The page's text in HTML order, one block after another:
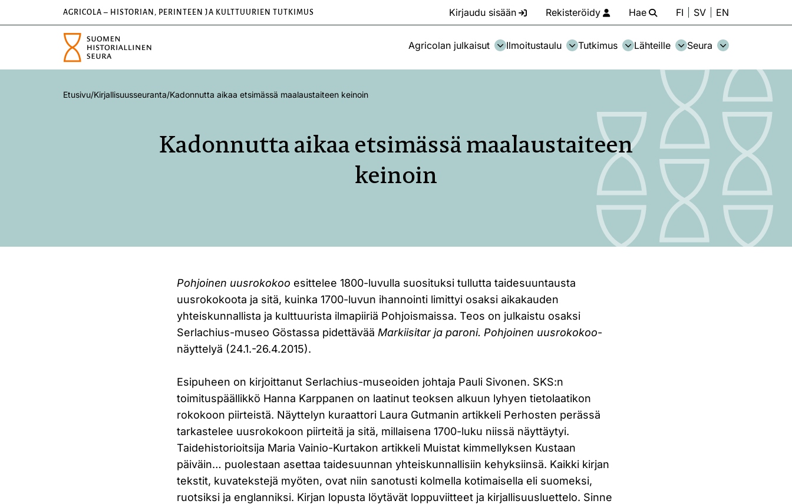
AGRICOLA – HISTORIAN, PERINTEEN JA KULTTUURIEN TUTKIMUS Kirjaudu sisään Rekisteröidy Hae FI SV EN
Agricolan julkaisut Ilmoitustaulu Tutkimus Lähteille Seura
Etusivu/Kirjallisuusseuranta/Kadonnutta aikaa etsimässä maalaustaiteen keinoin
Kadonnutta aikaa etsimässä maalaustaiteen
keinoin
Pohjoinen uusrokokoo esittelee 1800-luvulla suosituksi tullutta taidesuuntausta
uusrokokoota ja sitä, kuinka 1700-luvun ihannointi limittyi osaksi aikakauden
yhteiskunnallista ja kulttuurista ilmapiiriä Pohjoismaissa. Teos on julkaistu osaksi
Serlachius-museo Göstassa pidettävää Markiisitar ja paroni. Pohjoinen uusrokokoo-
näyttelyä (24.1.-26.4.2015).
Esipuheen on kirjoittanut Serlachius-museoiden johtaja Pauli Sivonen. SKS:n
toimituspäällikkö Hanna Karppanen on laatinut teoksen alkuun lyhyen tietolaatikon
rokokoon piirteistä. Näyttelyn kuraattori Laura Gutmanin artikkeli Perhosten perässä
tarkastelee uusrokokoon piirteitä ja sitä, millaisena 1700-luku niissä näyttäytyi.
Taidehistorioitsija Maria Vainio-Kurtakon artikkeli Muistat kimmellyksen Kustaan
päiväin… puolestaan asettaa taidesuunnan yhteiskunnallisiin kehyksiinsä. Kaikki kirjan
tekstit, kuvatekstejä myöten, ovat niin sanotusti kolmella kotimaisella eli suomeksi,
ruotsiksi ja englanniksi. Kirjan lopusta löytävät loppuviitteet ja kirjallisuusluettelo. Sinne